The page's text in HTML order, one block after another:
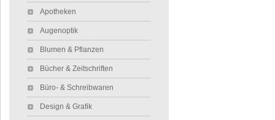
Apotheken
Augenoptik
Blumen & Pflanzen
Bücher & Zeitschriften
Büro- & Schreibwaren
Design & Grafik